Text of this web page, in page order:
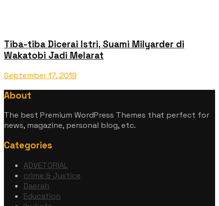
Tiba-tiba Dicerai Istri, Suami Milyarder di
Wakatobi Jadi Melarat
September 17, 2019
About
The best Premium WordPress Themes that perfect for
news, magazine, personal blog, etc.
Categories
ADVETORIAL
crime & Justice
Daerah
Education